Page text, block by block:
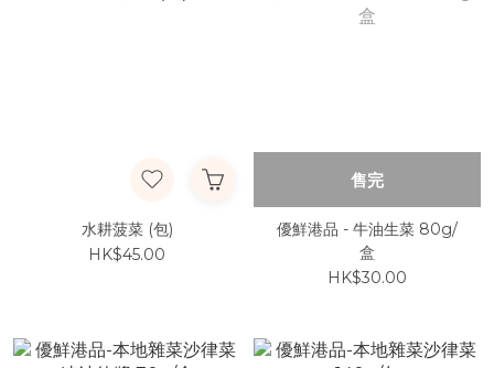
水耕菠菜 (包)
HK$45.00
售完
優鮮港品 - 牛油生菜 80g/
盒
HK$30.00